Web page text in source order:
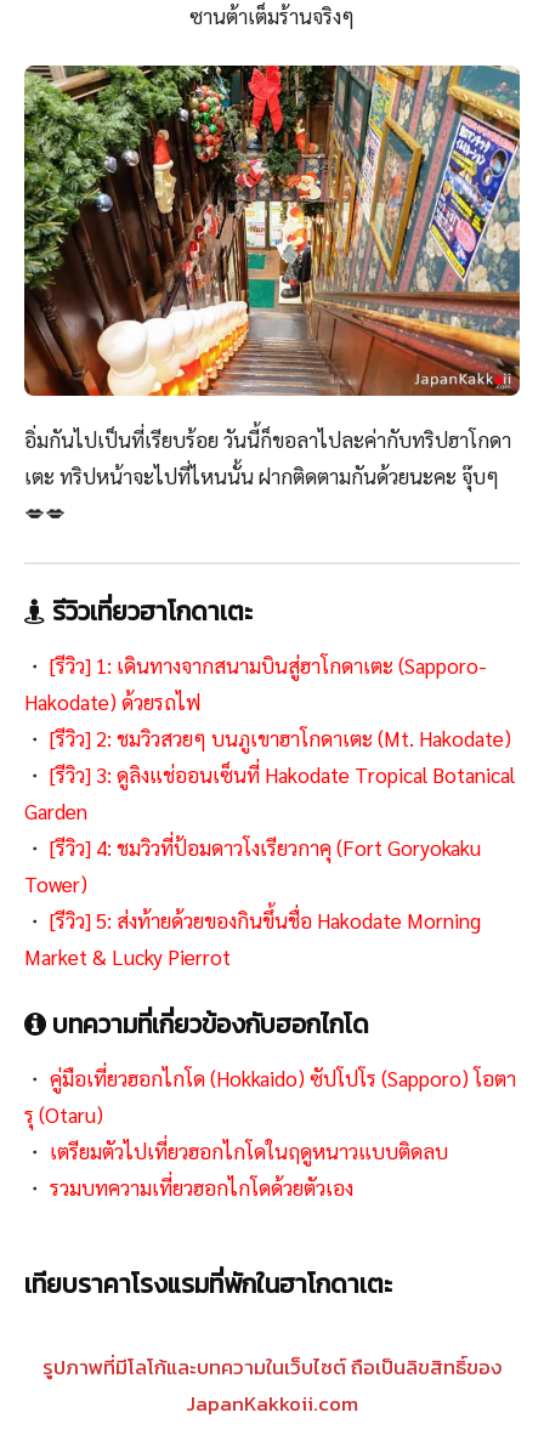
ซานต้าเต็มร้านจริงๆ
อิ่มกันไปเป็นที่เรียบร้อย วันนี้ก็ขอลาไปละค่ากับทริปฮาโกดา
เตะ ทริปหน้าจะไปที่ไหนนั้น ฝากติดตามกันด้วยนะคะ จุ๊บๆ
💋💋
รีวิวเที่ยวฮาโกดาเตะ
・ [รีวิว] 1: เดินทางจากสนามบินสู่ฮาโกดาเตะ (Sapporo-
Hakodate) ด้วยรถไฟ
・ [รีวิว] 2: ชมวิวสวยๆ บนภูเขาฮาโกดาเตะ (Mt. Hakodate)
・ [รีวิว] 3: ดูลิงแช่ออนเซ็นที่ Hakodate Tropical Botanical
Garden
・ [รีวิว] 4: ชมวิวที่ป้อมดาวโงเรียวกาคุ (Fort Goryokaku
Tower)
・ [รีวิว] 5: ส่งท้ายด้วยของกินขึ้นชื่อ Hakodate Morning
Market & Lucky Pierrot
บทความที่เกี่ยวข้องกับฮอกไกโด
・ คู่มือเที่ยวฮอกไกโด (Hokkaido) ซัปโปโร (Sapporo) โอตา
รุ (Otaru)
・ เตรียมตัวไปเที่ยวฮอกไกโดในฤดูหนาวแบบติดลบ
・ รวมบทความเที่ยวฮอกไกโดด้วยตัวเอง
เทียบราคาโรงแรมที่พักในฮาโกดาเตะ
รูปภาพที่มีโลโก้และบทความในเว็บไซต์ ถือเป็นลิขสิทธิ์ของ
JapanKakkoii.com